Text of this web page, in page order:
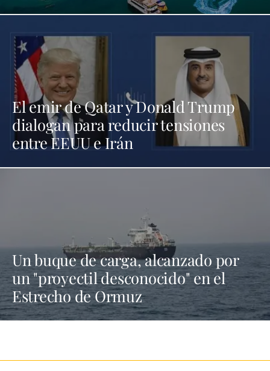
El emir de Qatar y Donald Trump
dialogan para reducir tensiones
entre EEUU e Irán
Un buque de carga, alcanzado por
un "proyectil desconocido" en el
Estrecho de Ormuz